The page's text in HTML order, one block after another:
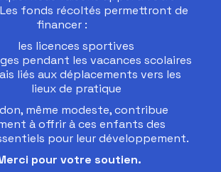
fonds récoltés permettront de
financer :
les licences sportives
pendant les vacances scolaires
liés aux déplacements vers les
lieux de pratique
même modeste, contribue
à offrir à ces enfants des
pour leur développement.
pour votre soutien.